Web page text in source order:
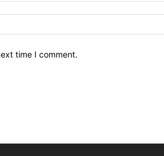
time I comment.